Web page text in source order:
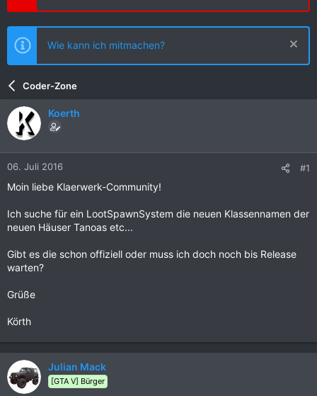
Wie kann ich mitmachen?
Coder-Zone
Koerth
06. Juli 2016 #1
Moin liebe Klaerwerk-Community!
Ich suche für ein LootSpawnSystem die neuen Klassennamen der
neuen Häuser Tanoas etc...
Gibt es die schon offiziell oder muss ich doch noch bis Release
warten?
Grüße
Körth
Julian Mack
[GTA V] Bürger